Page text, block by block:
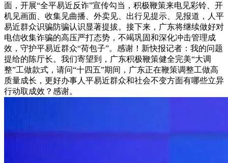
面，开展“全平易近反诈”宣传勾当，积极鞭策来电见彩铃、开
机见画面、收集见曲播、外卖见、出行见提示、见报道，人平
易近群众识骗防骗认识显著提拔。接下来，广东将继续做好对
电信收集诈骗的高压严打态势，不竭巩固和深化冲击管理成
效，守护平易近群众“荷包子”。感谢！新快报记者：我的问题
提给的陈厅长。我们寄望到，广东积极鞭策健全完美“大调
整”工做款式，请问“十四五”期间，广东正在鞭策调整工做高
质量成长，更好办事人平易近群众和社会不变方面有哪些立异
行动取成效？感谢。